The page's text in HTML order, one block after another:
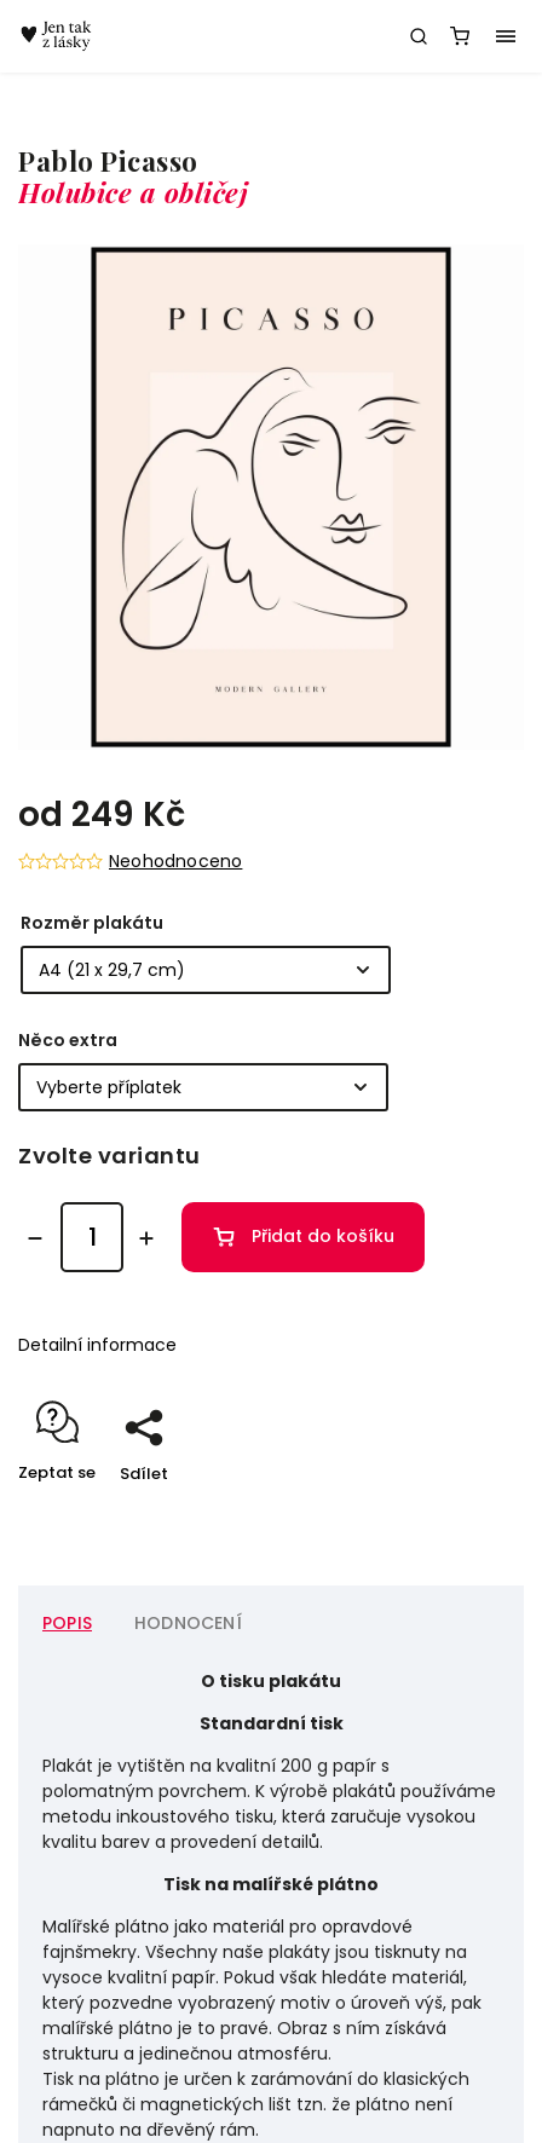
Pablo Picasso
Holubice a obličej
od 249 Kč
Neohodnoceno
Rozměr plakátu
Něco extra
Zvolte variantu
Přidat do košíku
Detailní informace
Zeptat se Sdílet
POPIS HODNOCENÍ
O tisku plakátu
Standardní tisk
Plakát je vytištěn na kvalitní 200 g papír s
polomatným povrchem. K výrobě plakátů používáme
metodu inkoustového tisku, která zaručuje vysokou
kvalitu barev a provedení detailů.
Tisk na malířské plátno
Malířské plátno jako materiál pro opravdové
fajnšmekry. Všechny naše plakáty jsou tisknuty na
vysoce kvalitní papír. Pokud však hledáte materiál,
který pozvedne vyobrazený motiv o úroveň výš, pak
malířské plátno je to pravé. Obraz s ním získává
strukturu a jedinečnou atmosféru.
Tisk na plátno je určen k zarámování do klasických
rámečků či magnetických lišt tzn. že plátno není
napnuto na dřevěný rám.